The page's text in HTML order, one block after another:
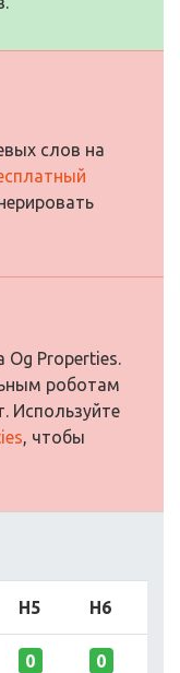
слов на
Og Properties.
роботам
Используйте
, чтобы
H5 H6
0 0